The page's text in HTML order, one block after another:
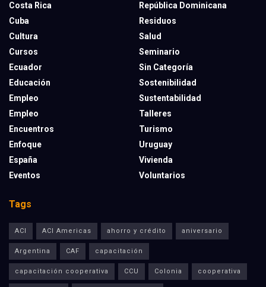
Costa Rica
Cuba
Cultura
Cursos
Ecuador
Educación
Empleo
Empleo
Encuentros
Enfoque
España
Eventos
República Dominicana
Residuos
Salud
Seminario
Sin Categoría
Sostenibilidad
Sustentabilidad
Talleres
Turismo
Uruguay
Vivienda
Voluntarios
Tags
ACI ACI Americas ahorro y crédito aniversario
Argentina CAF capacitación
capacitación cooperativa CCU Colonia cooperativa